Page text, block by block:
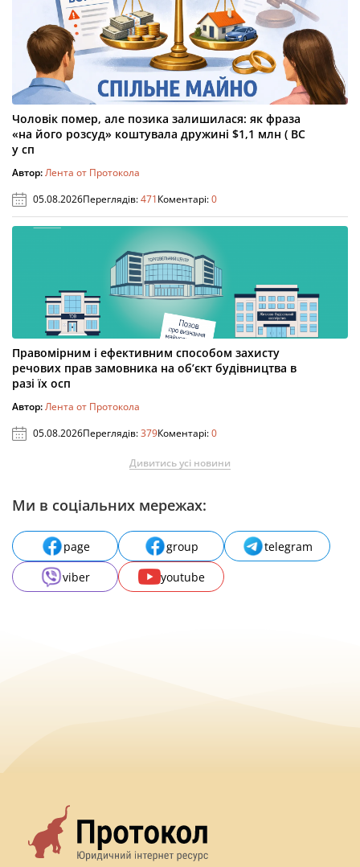
Чоловік помер, але позика залишилася: як фраза
«на його розсуд» коштувала дружині $1,1 млн ( ВС
у сп
Автор:Лента от Протокола
05.08.2026Переглядів:471Коментарі:0
Правомірним і ефективним способом захисту
речових прав замовника на об’єкт будівництва в
разі їх осп
Автор:Лента от Протокола
05.08.2026Переглядів:379Коментарі:0
Дивитись усі новини
Ми в соціальних мережах:
page group
telegram
viber
youtube